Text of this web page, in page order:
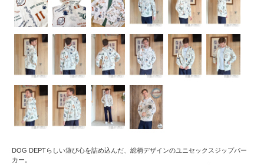
DOG DEPTらしい遊び心を詰め込んだ、総柄デザインのユニセックスジップパー
カー。